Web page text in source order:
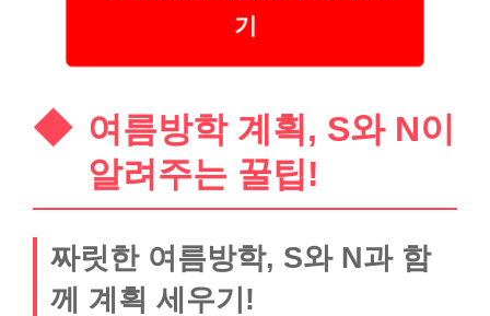
기
여름방학 계획, S와 N이
알려주는 꿀팁!
짜릿한 여름방학, S와 N과 함
께 계획 세우기!